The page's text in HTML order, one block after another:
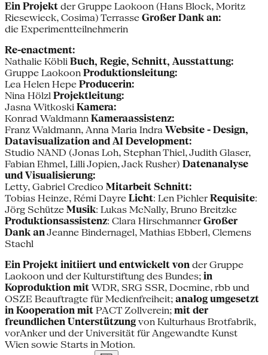
Ein Projekt der Gruppe Laokoon (Hans Block, Moritz
Riesewieck, Cosima) Terrasse Großer Dank an:
die Experimentteilnehmerin
Re-enactment:
Nathalie Köbli Buch, Regie, Schnitt, Ausstattung:
Gruppe Laokoon Produktionsleitung:
Lea Helen Hepe Producerin:
Nina Hölzl Projektleitung:
Jasna Witkoski Kamera:
Konrad Waldmann Kameraassistenz:
Franz Waldmann, Anna Maria Indra Website - Design,
Datavisualization and AI Development:
Studio NAND (Jonas Loh, Stephan Thiel, Judith Glaser,
Fabian Ehmel, Lilli Jopien, Jack Rusher) Datenanalyse
und Visualisierung:
Letty, Gabriel Credico Mitarbeit Schnitt:
Tobias Heinze, Rémi Dayre Licht: Len Pichler Requisite:
Jörg Schütze Musik: Lukas McNally, Bruno Breitzke
Produktionsassistenz: Clara Hirschmanner Großer
Dank anJeanne Bindernagel, Mathias Ebberl, Clemens
Stachl
Ein Projekt initiiert und entwickelt von der Gruppe
Laokoon und der Kulturstiftung des Bundes; in
Koproduktion mit WDR, SRG SSR, Docmine, rbb und
OSZE Beauftragte für Medienfreiheit; analog umgesetzt
in Kooperation mit PACT Zollverein; mit der
freundlichen Unterstützung von Kulturhaus Brotfabrik,
vorAnker und der Universität für Angewandte Kunst
Wien sowie Starts in Motion.